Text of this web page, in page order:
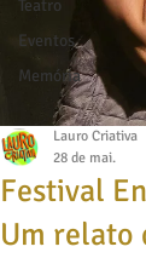
Teatro
Eventos
Memória
Festival
Um relato
Lauro Criativa
28 de mai.